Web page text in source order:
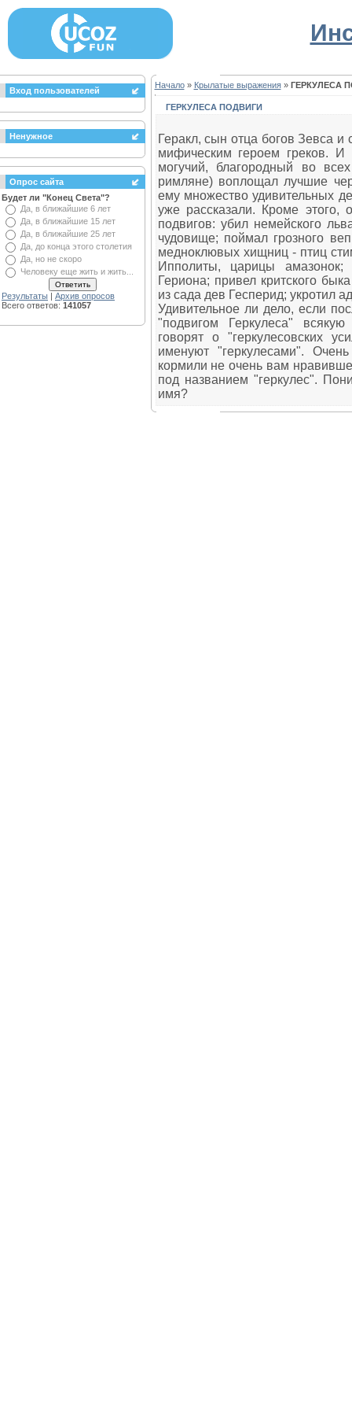
Вход пользователей
Ненужное
Опрос сайта
Будет ли "Конец Света"?
Да, в ближайшие 6 лет
Да, в ближайшие 15 лет
Да, в ближайшие 25 лет
Да, до конца этого столетия
Да, но не скоро
Человеку еще жить и жить...
Результаты | Архив опросов
Всего ответов: 141057
Начало» Крылатые выражения» ГЕРКУЛЕСА
ГЕРКУЛЕСА ПОДВИГИ
Геракл, сын отца богов
мифическим героем греков.
могучий, благородный во
римляне) воплощал лучшие
ему множество удивительных
уже рассказали. Кроме
подвигов: убил немейского
чудовище; поймал грозного
медноклювых хищниц - птиц
Ипполиты, царицы амазонок;
Гериона; привел критского
из сада дев Гесперид; укротил
Удивительное ли дело, если
"подвигом Геркулеса"
говорят о "геркулесовских
именуют "геркулесами".
кормили не очень вам
под названием "геркулес".
имя?